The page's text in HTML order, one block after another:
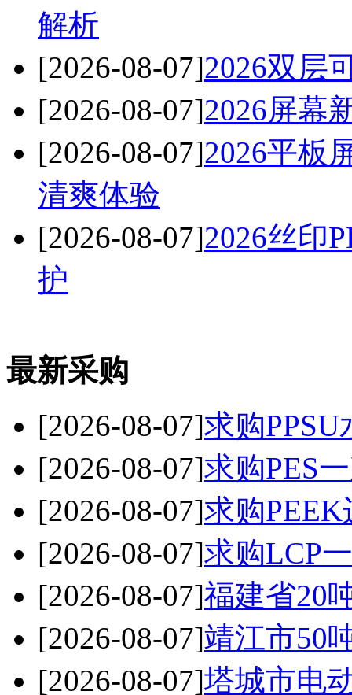
解析
[2026-08-07]2026双层
[2026-08-07]2026屏幕
[2026-08-07]2026平板
清爽体验
[2026-08-07]2026丝印
护
最新采购
[2026-08-07]求购PPSU
[2026-08-07]求购PES
[2026-08-07]求购
[2026-08-07]求购LCP
[2026-08-07]福建省20
[2026-08-07]靖江市50
[2026-08-07]塔城市电